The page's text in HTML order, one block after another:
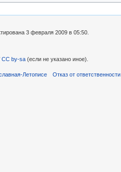
3 февраля 2009 в 05:50.
CC by-sa (если не указано иное).
Летописе Отказ от ответственности